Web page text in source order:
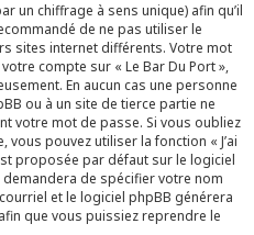
un chiffrage à sens unique) afin qu’il
de ne pas utiliser le
sites internet différents. Votre mot
compte sur « Le Bar Du Port »,
En aucun cas une personne
ou à un site de tierce partie ne
votre mot de passe. Si vous oubliez
pouvez utiliser la fonction « J’ai
proposée par défaut sur le logiciel
de spécifier votre nom
et le logiciel phpBB générera
que vous puissiez reprendre le